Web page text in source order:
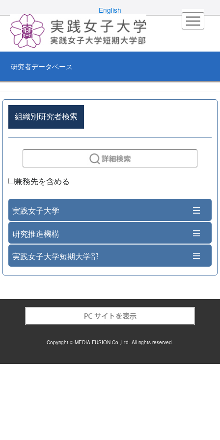
English
研究者データベース
組織別研究者検索
兼務先を含める
実践女子大学
研究推進機構
実践女子大学短期大学部
Copyright © MEDIA FUSION Co.,Ltd. All rights reserved.